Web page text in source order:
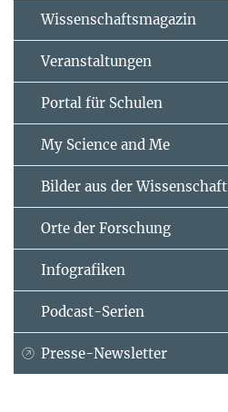
Wissenschaftsmagazin
Veranstaltungen
Portal für Schulen
My Science and Me
Bilder aus der Wissenschaft
Orte der Forschung
Infografiken
Podcast-Serien
Presse-Newsletter